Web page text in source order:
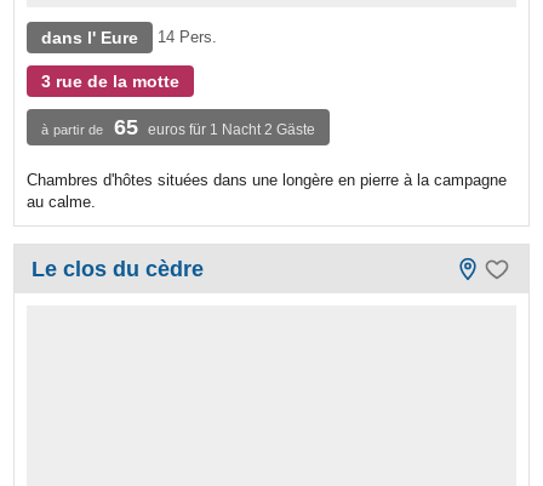
dans l' Eure 14 Pers.
3 rue de la motte
à partir de 65 euros für 1 Nacht 2 Gäste
Chambres d'hôtes situées dans une longère en pierre à la campagne
au calme.
Le clos du cèdre